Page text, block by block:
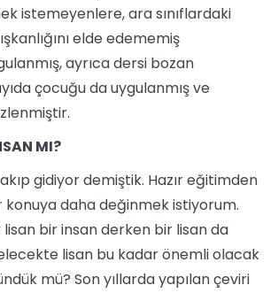
istemeyenlere, ara sınıflardaki
elde edememiş
ayrıca dersi bozan
çocuğu da uygulanmış ve
MI?
gidiyor demiştik. Hazır eğitimden
konuya daha değinmek istiyorum.
bir insan derken bir lisan da
lisan bu kadar önemli olacak
mü? Son yıllarda yapılan çeviri